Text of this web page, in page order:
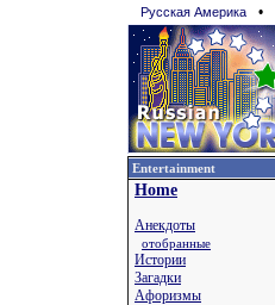
Русская Америка •
Entertainment
Home
Анекдоты
отобранные
Истории
Загадки
Афоризмы